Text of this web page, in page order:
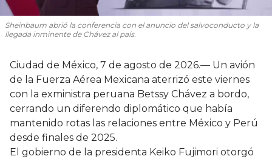
Sheinbaum abrió la conferencia con el anuncio del salvoconducto y la
llegada inminente de Chávez al país.
Ciudad de México, 7 de agosto de 2026.— Un avión
de la Fuerza Aérea Mexicana aterrizó este viernes
con la exministra peruana Betssy Chávez a bordo,
cerrando un diferendo diplomático que había
mantenido rotas las relaciones entre México y Perú
desde finales de 2025.
El gobierno de la presidenta Keiko Fujimori otorgó